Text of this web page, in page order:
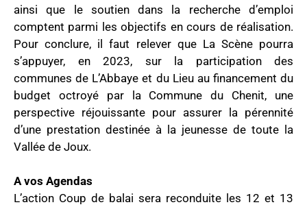
ainsi que le soutien dans la recherche d’emploi
comptent parmi les objectifs en cours de réalisation.
Pour conclure, il faut relever que La Scène pourra
s’appuyer, en 2023, sur la participation des
communes de L’Abbaye et du Lieu au financement du
budget octroyé par la Commune du Chenit, une
perspective réjouissante pour assurer la pérennité
d’une prestation destinée à la jeunesse de toute la
Vallée de Joux.
A vos Agendas
L’action Coup de balai sera reconduite les 12 et 13